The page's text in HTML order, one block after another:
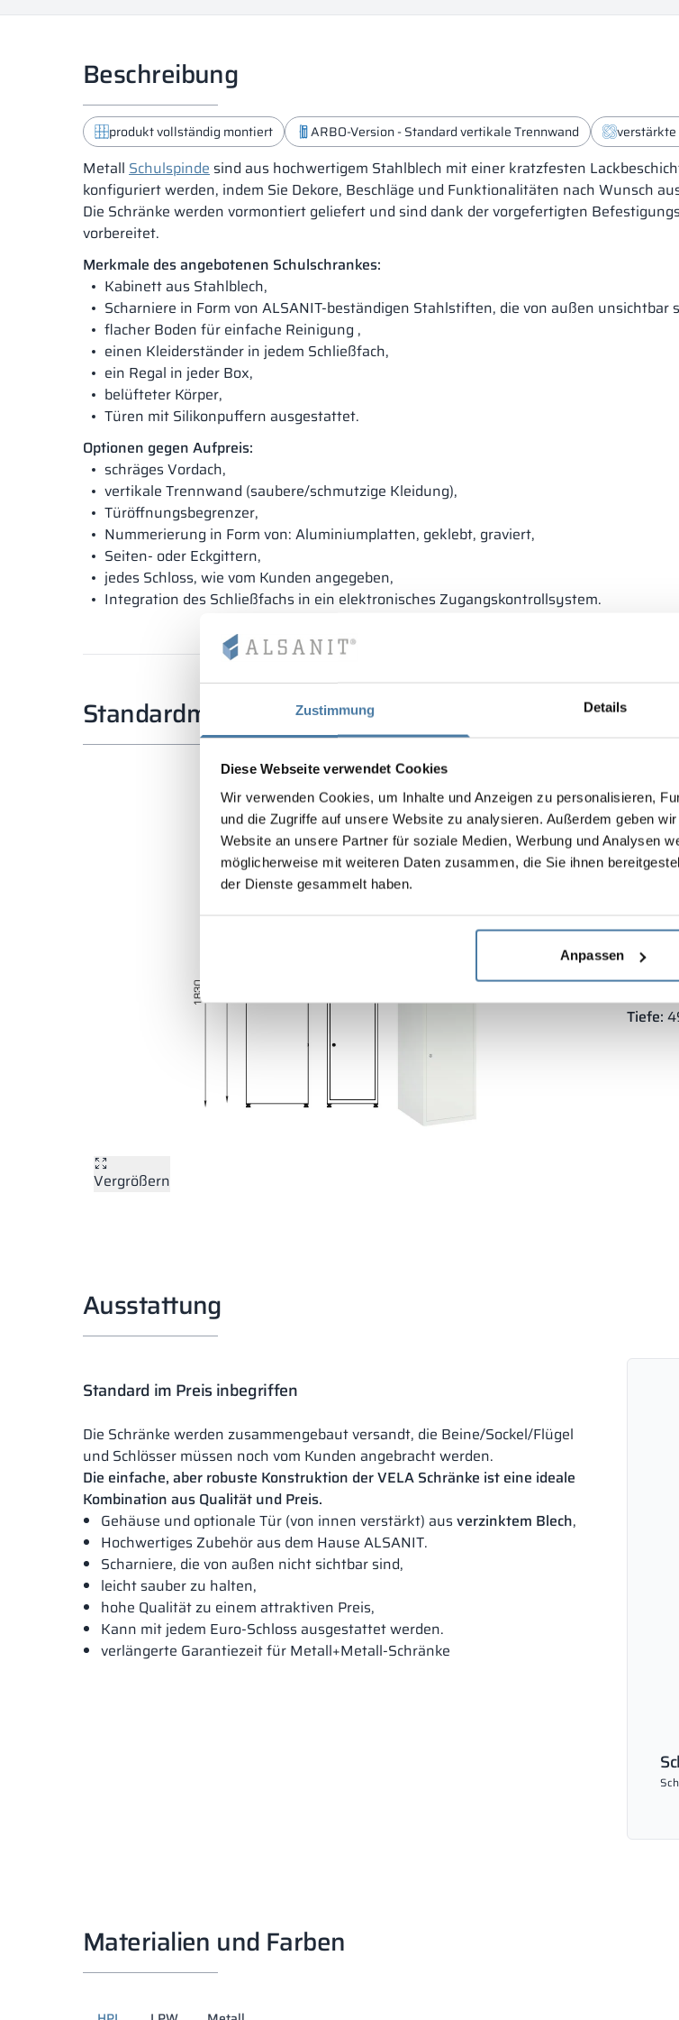
Zustimmung Details
Diese Webseite verwendet Cookies
Wir verwenden Cookies, um Inhalte und Anzeigen zu personalisieren,
und die Zugriffe auf unsere Website zu analysieren. Außerdem geben
Website an unsere Partner für soziale Medien, Werbung und Analysen
möglicherweise mit weiteren Daten zusammen, die Sie ihnen
der Dienste gesammelt haben.
Anpassen
Beschreibung
produkt vollständig montiert ARBO-Version - Standard vertikale Trennwand
Metall Schulspinde sind aus hochwertigem Stahlblech mit einer kratzfesten
konfiguriert werden, indem Sie Dekore, Beschläge und Funktionalitäten nach Wunsch
Die Schränke werden vormontiert geliefert und sind dank der vorgefertigten
vorbereitet.
Merkmale des angebotenen Schulschrankes:
Kabinett aus Stahlblech,
Scharniere in Form von ALSANIT-beständigen Stahlstiften, die von außen unsichtbar
flacher Boden für einfache Reinigung ,
einen Kleiderständer in jedem Schließfach,
ein Regal in jeder Box,
belüfteter Körper,
Türen mit Silikonpuffern ausgestattet.
Optionen gegen Aufpreis:
schräges Vordach,
vertikale Trennwand (saubere/schmutzige Kleidung),
Türöffnungsbegrenzer,
Nummerierung in Form von: Aluminiumplatten, geklebt, graviert,
Seiten- oder Eckgittern,
jedes Schloss, wie vom Kunden angegeben,
Integration des Schließfachs in ein elektronisches Zugangskontrollsystem.
Standardmaße
Vergrößern
Tiefe:
Ausstattung
Standard im Preis inbegriffen
Die Schränke werden zusammengebaut versandt, die Beine/Sockel/Flügel
und Schlösser müssen noch vom Kunden angebracht werden.
Die einfache, aber robuste Konstruktion der VELA Schränke ist eine ideale
Kombination aus Qualität und Preis.
Gehäuse und optionale Tür (von innen verstärkt) aus verzinktem Blech,
Hochwertiges Zubehör aus dem Hause ALSANIT.
Scharniere, die von außen nicht sichtbar sind,
leicht sauber zu halten,
hohe Qualität zu einem attraktiven Preis,
Kann mit jedem Euro-Schloss ausgestattet werden.
verlängerte Garantiezeit für Metall+Metall-Schränke
Materialien und Farben